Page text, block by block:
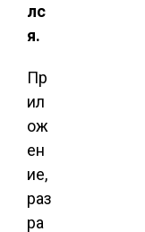
лс
я.
Пр
ил
ож
ен
ие,
раз
ра